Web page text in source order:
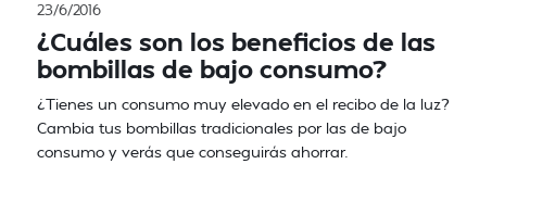
23/6/2016
¿Cuáles son los beneficios de las
bombillas de bajo consumo?
¿Tienes un consumo muy elevado en el recibo de la luz?
Cambia tus bombillas tradicionales por las de bajo
consumo y verás que conseguirás ahorrar.